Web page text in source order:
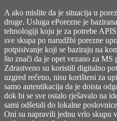
A ako mislite da je situacija u
druge. Usluga ePorezne je
tehnologiji koju je za potrebe
sve skupa po narudžbi porezne
potpisivanje koji se baziraju na
što znači da je opet vezano za
Zdrastveno su koristili digitalno
uzgred rečeno, nisu korišteni za
samo autentikacija da je doista
dok bi se sve ostalo rješavalo na
sami odšetali do lokalne
Oni su napravili jednu vrlo skupu